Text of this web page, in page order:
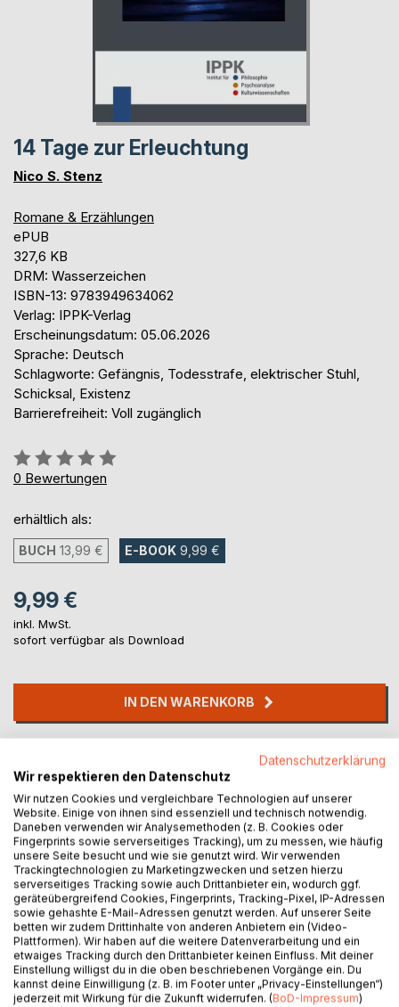
14 Tage zur Erleuchtung
Nico S. Stenz
Romane & Erzählungen
ePUB
327,6 KB
DRM: Wasserzeichen
ISBN-13: 9783949634062
Verlag: IPPK-Verlag
Erscheinungsdatum: 05.06.2026
Sprache: Deutsch
Schlagworte: Gefängnis, Todesstrafe, elektrischer Stuhl,
Schicksal, Existenz
Barrierefreiheit: Voll zugänglich
Bewertung::
0%
0 Bewertungen
erhältlich als:
BUCH 13,99 € E-BOOK 9,99 €
9,99 €
inkl. MwSt.
sofort verfügbar als Download
IN DEN WARENKORB
Titel bewerten
BESCHREIBUNG
Noch 14 Tage, dann wartet der elektrische Stuhl auf Joe.
Während er der Vollstreckung des Urteils, das über ihn
gesprochen wurde, entgegenblickt, bleibt ihm wenig mehr,
Datenschutzerklärung
Wir respektieren den Datenschutz
Wir nutzen Cookies und vergleichbare Technologien auf unserer
Website. Einige von ihnen sind essenziell und technisch notwendig.
Daneben verwenden wir Analysemethoden (z. B. Cookies oder
Fingerprints sowie serverseitiges Tracking), um zu messen, wie häufig
unsere Seite besucht und wie sie genutzt wird. Wir verwenden
Trackingtechnologien zu Marketingzwecken und setzen hierzu
serverseitiges Tracking sowie auch Drittanbieter ein, wodurch ggf.
geräteübergreifend Cookies, Fingerprints, Tracking-Pixel, IP-Adressen
sowie gehashte E-Mail-Adressen genutzt werden. Auf unserer Seite
betten wir zudem Drittinhalte von anderen Anbietern ein (Video-
Plattformen). Wir haben auf die weitere Datenverarbeitung und ein
etwaiges Tracking durch den Drittanbieter keinen Einfluss. Mit deiner
Einstellung willigst du in die oben beschriebenen Vorgänge ein. Du
kannst deine Einwilligung (z. B. im Footer unter „Privacy-Einstellungen“)
jederzeit mit Wirkung für die Zukunft widerrufen. (BoD-Impressum)